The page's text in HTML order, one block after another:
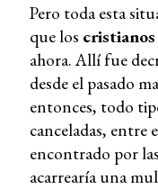
Pero toda esta
que los cristianos
ahora. Allí fue
desde el pasado
entonces, todo
canceladas, entre
encontrado por
acarrearía una